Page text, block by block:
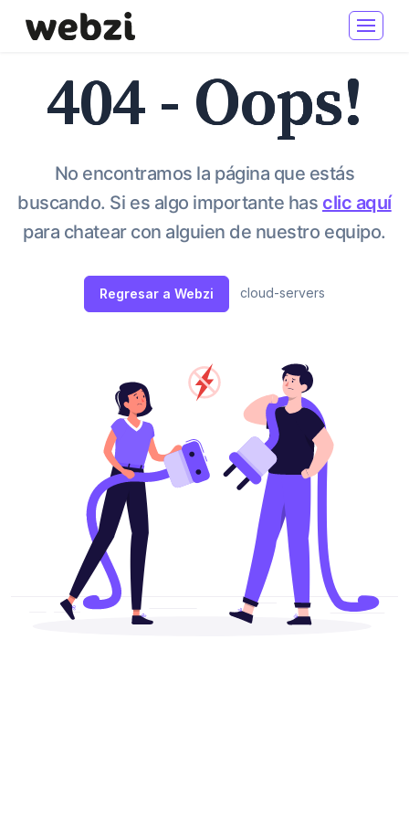
404 - Oops!
No encontramos la página que estás
buscando. Si es algo importante has clic aquí
para chatear con alguien de nuestro equipo.
Regresar a Webzi cloud-servers